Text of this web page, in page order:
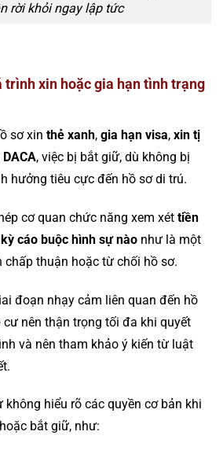
rời khỏi ngay lập tức
trình xin hoặc gia hạn tình trạng
sơ xin thẻ xanh, gia hạn visa, xin tị
DACA, việc bị bắt giữ, dù không bị
hưởng tiêu cực đến hồ sơ di trú.
cơ quan chức năng xem xét tiền
cáo buộc hình sự nào như là một
chấp thuận hoặc từ chối hồ sơ.
đoạn nhạy cảm liên quan đến hồ
nên thận trọng tối đa khi quyết
và nên tham khảo ý kiến từ luật
không hiểu rõ các quyền cơ bản khi
bắt giữ, như: